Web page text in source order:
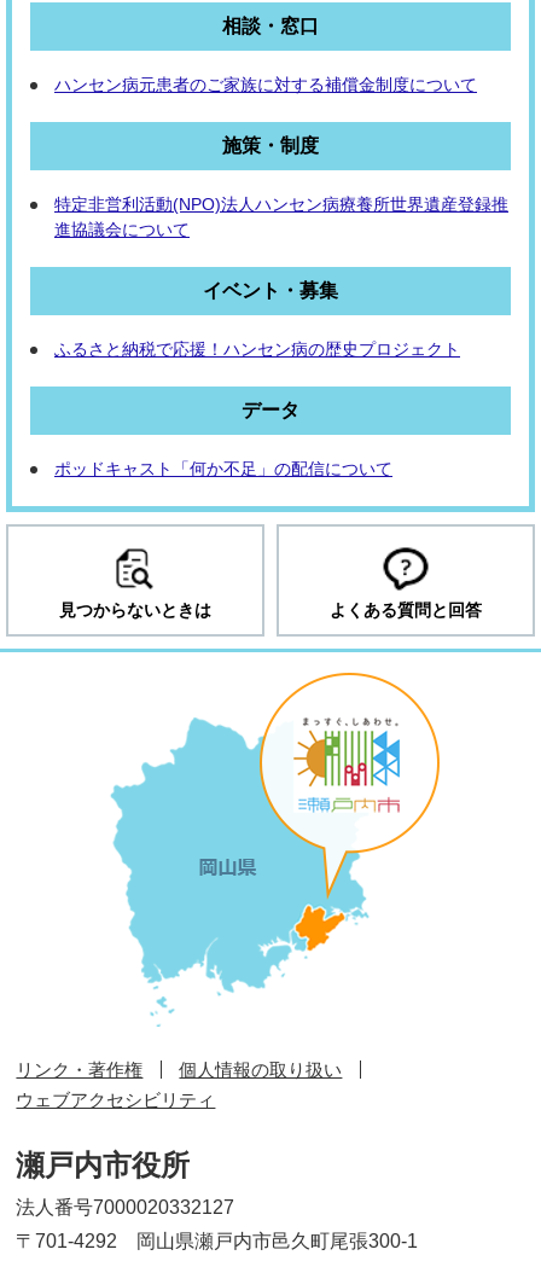
相談・窓口
ハンセン病元患者のご家族に対する補償金制度について
施策・制度
特定非営利活動(NPO)法人ハンセン病療養所世界遺産登録推
進協議会について
イベント・募集
ふるさと納税で応援！ハンセン病の歴史プロジェクト
データ
ポッドキャスト「何か不足」の配信について
見つからないときは よくある質問と回答
リンク・著作権
個人情報の取り扱い
ウェブアクセシビリティ
瀬戸内市役所
法人番号7000020332127
〒701-4292 岡山県瀬戸内市邑久町尾張300-1